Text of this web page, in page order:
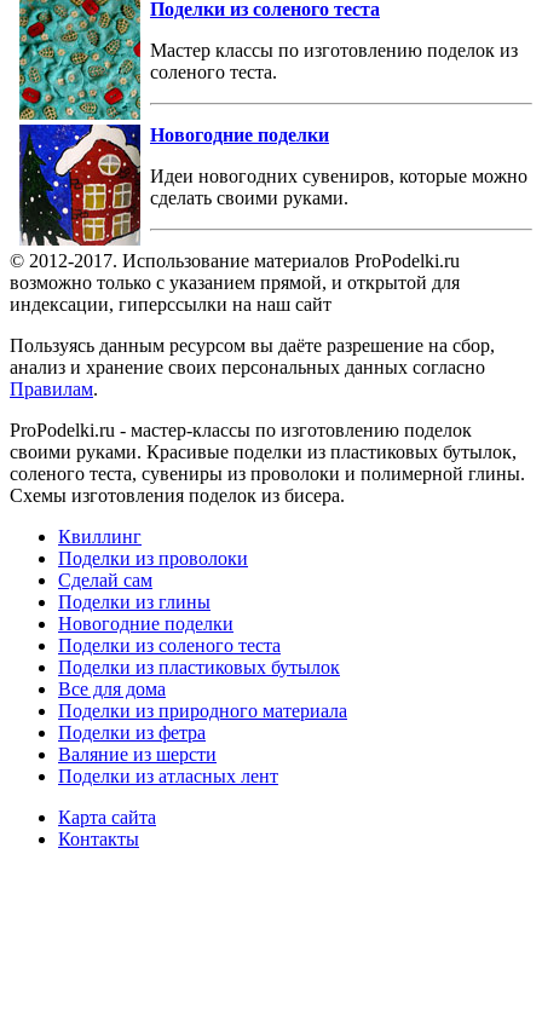
Поделки из соленого теста
Мастер классы по изготовлению поделок из
соленого теста.
Новогодние поделки
Идеи новогодних сувениров, которые можно
сделать своими руками.
© 2012-2017. Использование материалов ProPodelki.ru
возможно только с указанием прямой, и открытой для
индексации, гиперссылки на наш сайт
Пользуясь данным ресурсом вы даёте разрешение на сбор,
анализ и хранение своих персональных данных согласно
Правилам.
ProPodelki.ru - мастер-классы по изготовлению поделок
своими руками. Красивые поделки из пластиковых бутылок,
соленого теста, сувениры из проволоки и полимерной глины.
Схемы изготовления поделок из бисера.
Квиллинг
Поделки из проволоки
Сделай сам
Поделки из глины
Новогодние поделки
Поделки из соленого теста
Поделки из пластиковых бутылок
Все для дома
Поделки из природного материала
Поделки из фетра
Валяние из шерсти
Поделки из атласных лент
Карта сайта
Контакты